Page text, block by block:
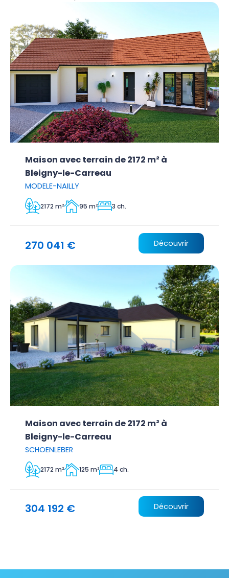
Maison avec terrain de 2172 m² à
Bleigny-le-Carreau
MODELE-NAILLY
2172 m² 95 m² 3 ch.
270 041 € Découvrir
Maison avec terrain de 2172 m² à
Bleigny-le-Carreau
SCHOENLEBER
2172 m² 125 m² 4 ch.
304 192 € Découvrir